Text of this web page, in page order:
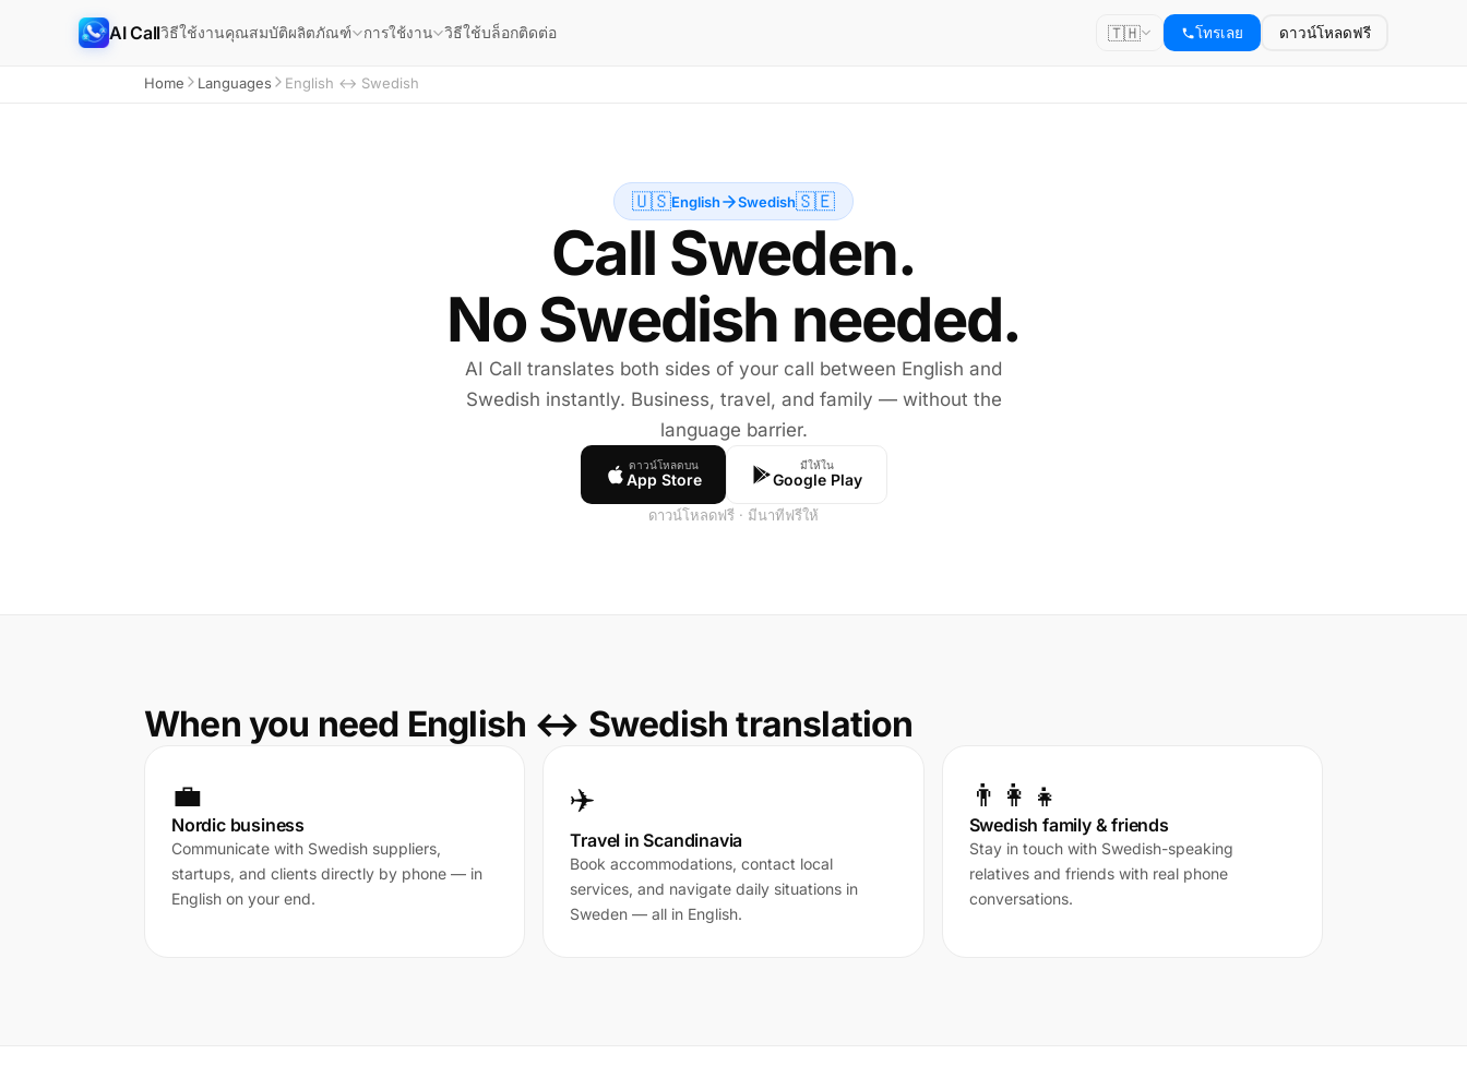
AI Callวิธีใช้งานคุณสมบัติผลิตภัณฑ์ การใช้งาน วิธีใช้บล็อกติดต่อ 🇹🇭 โทรเลย ดาวน์โหลดฟรี
Home Languages English ↔ Swedish
🇺🇸English Swedish🇸🇪
Call Sweden.
No Swedish needed.
AI Call translates both sides of your call between English and
Swedish instantly. Business, travel, and family — without the
language barrier.
ดาวน์โหลดบน
App Store
มีให้ใน
Google Play
ดาวน์โหลดฟรี · มีนาทีฟรีให้
When you need English ↔ Swedish translation
💼
Nordic business
Communicate with Swedish suppliers,
startups, and clients directly by phone — in
English on your end.
✈️
Travel in Scandinavia
Book accommodations, contact local
services, and navigate daily situations in
Sweden — all in English.
👨‍👩‍👧
Swedish family & friends
Stay in touch with Swedish-speaking
relatives and friends with real phone
conversations.